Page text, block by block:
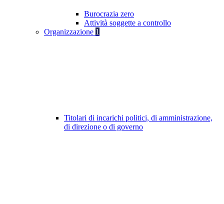
Burocrazia zero
Attività soggette a controllo
Organizzazione 1
Titolari di incarichi politici, di amministrazione,
di direzione o di governo